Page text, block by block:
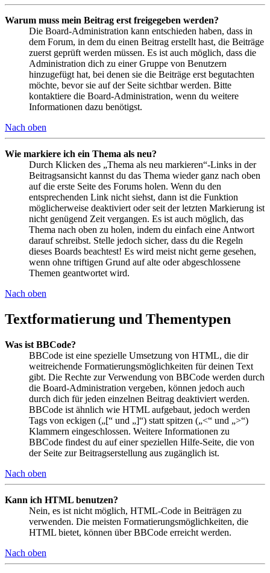
Warum muss mein Beitrag erst freigegeben werden?
Die Board-Administration kann entschieden haben, dass in
dem Forum, in dem du einen Beitrag erstellt hast, die Beiträge
zuerst geprüft werden müssen. Es ist auch möglich, dass die
Administration dich zu einer Gruppe von Benutzern
hinzugefügt hat, bei denen sie die Beiträge erst begutachten
möchte, bevor sie auf der Seite sichtbar werden. Bitte
kontaktiere die Board-Administration, wenn du weitere
Informationen dazu benötigst.
Nach oben
Wie markiere ich ein Thema als neu?
Durch Klicken des „Thema als neu markieren“-Links in der
Beitragsansicht kannst du das Thema wieder ganz nach oben
auf die erste Seite des Forums holen. Wenn du den
entsprechenden Link nicht siehst, dann ist die Funktion
möglicherweise deaktiviert oder seit der letzten Markierung ist
nicht genügend Zeit vergangen. Es ist auch möglich, das
Thema nach oben zu holen, indem du einfach eine Antwort
darauf schreibst. Stelle jedoch sicher, dass du die Regeln
dieses Boards beachtest! Es wird meist nicht gerne gesehen,
wenn ohne triftigen Grund auf alte oder abgeschlossene
Themen geantwortet wird.
Nach oben
Textformatierung und Thementypen
Was ist BBCode?
BBCode ist eine spezielle Umsetzung von HTML, die dir
weitreichende Formatierungsmöglichkeiten für deinen Text
gibt. Die Rechte zur Verwendung von BBCode werden durch
die Board-Administration vergeben, können jedoch auch
durch dich für jeden einzelnen Beitrag deaktiviert werden.
BBCode ist ähnlich wie HTML aufgebaut, jedoch werden
Tags von eckigen („[“ und „]“) statt spitzen („<“ und „>“)
Klammern eingeschlossen. Weitere Informationen zu
BBCode findest du auf einer speziellen Hilfe-Seite, die von
der Seite zur Beitragserstellung aus zugänglich ist.
Nach oben
Kann ich HTML benutzen?
Nein, es ist nicht möglich, HTML-Code in Beiträgen zu
verwenden. Die meisten Formatierungsmöglichkeiten, die
HTML bietet, können über BBCode erreicht werden.
Nach oben